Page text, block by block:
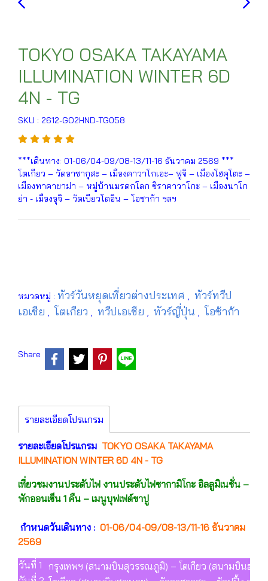
TOKYO OSAKA TAKAYAMA
ILLUMINATION WINTER 6D
4N - TG
SKU : 2612-GO2HND-TG058
***เดินทาง: 01-06/04-09/08-13/11-16 ธันวาคม 2569 ***
โตเกียว – วัดอาซากุสะ – เมืองคาวาโกเอะ– ฟูจิ – เมืองโฮคุโตะ –
เมืองทาคายาม่า – หมู่บ้านมรดกโลก ชิราคาวาโกะ – เมืองนาโก
ย่า - เมืองอุจิ – วัดเบียวโดอิน – โอซาก้า ฯลฯ
หมวดหมู่ : ทัวร์วันหยุดเที่ยวต่างประเทศ , ทัวร์ทวีป
เอเชีย , โตเกียว , ทวีปเอเชีย , ทัวร์ญี่ปุ่น , โอซ้าก้า
Share
รายละเอียดโปรแกรม
รายละเอียดโปรแกรม TOKYO OSAKA TAKAYAMA
ILLUMINATION WINTER 6D 4N - TG
เที่ยวชมงานประดับไฟ งานประดับไฟซากามิโกะ อิลลูมิเนชั่น –
พักออนเซ็น 1 คืน – เมนูบุฟเฟต์ขาปู
กำหนดวันเดินทาง : 01-06/04-09/08-13/11-16 ธันวาคม
2569
วันที่ 1 กรุงเทพฯ (สนามบินสุวรรณภูมิ) – โตเกียว (สนามบินฮาเ